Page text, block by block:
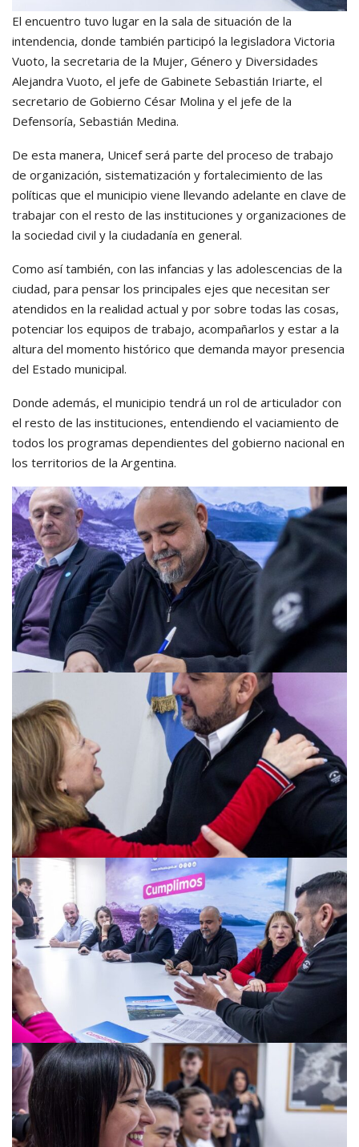
El encuentro tuvo lugar en la sala de situación de la
intendencia, donde también participó la legisladora Victoria
Vuoto, la secretaria de la Mujer, Género y Diversidades
Alejandra Vuoto, el jefe de Gabinete Sebastián Iriarte, el
secretario de Gobierno César Molina y el jefe de la
Defensoría, Sebastián Medina.
De esta manera, Unicef será parte del proceso de trabajo
de organización, sistematización y fortalecimiento de las
políticas que el municipio viene llevando adelante en clave de
trabajar con el resto de las instituciones y organizaciones de
la sociedad civil y la ciudadanía en general.
Como así también, con las infancias y las adolescencias de la
ciudad, para pensar los principales ejes que necesitan ser
atendidos en la realidad actual y por sobre todas las cosas,
potenciar los equipos de trabajo, acompañarlos y estar a la
altura del momento histórico que demanda mayor presencia
del Estado municipal.
Donde además, el municipio tendrá un rol de articulador con
el resto de las instituciones, entendiendo el vaciamiento de
todos los programas dependientes del gobierno nacional en
los territorios de la Argentina.